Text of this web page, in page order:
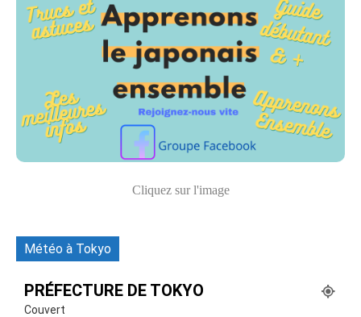
Cliquez sur l'image
Météo à Tokyo
PRÉFECTURE DE TOKYO
Couvert